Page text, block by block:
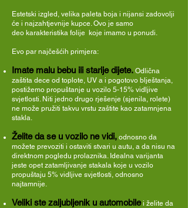
Estetski izgled, velika paleta boja i nijansi zadovolji
će i najzahtjevnije kupce. Ovo je samo
deo karakteristika folije koje imamo u ponudi.
Evo par najčešćih primjera:
Imate malu bebu ili starije dijete. Odlična
zaštita dece od toplote, UV a i pogotovo blještanja,
postižemo propuštanje u vozilo 5-15% vidljive
svjetlosti. Niti jedno drugo rješenje (sjenila, rolete)
ne može pružiti takvu vrstu zaštite kao zatamnjena
stakla.
Želite da se u vozilo ne vidi, odnosno da
možete prevoziti i ostaviti stvari u autu, a da nisu na
direktnom pogledu prolaznika. Idealna varijanta
jeste opet zatamljivanje stakala koje u vozilo
propuštaju 5% vidljive svjetlosti, odnosno
najtamnije.
Veliki ste zaljubljenik u automobilei želite da